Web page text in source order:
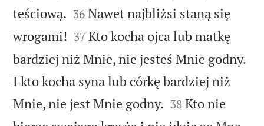
teściową. 

36 Nawet najbliżsi staną się
wrogami! 

37 Kto kocha ojca lub matkę
bardziej niż Mnie, nie jesteś Mnie godny.
I kto kocha syna lub córkę bardziej niż
Mnie, nie jest Mnie godny. 

38 Kto nie